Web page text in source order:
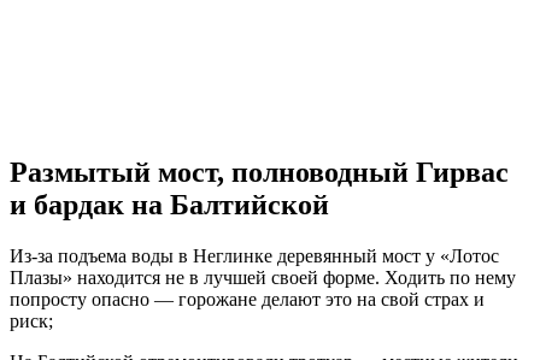
Размытый мост, полноводный Гирвас
и бардак на Балтийской
Из-за подъема воды в Неглинке деревянный мост у «Лотос
Плазы» находится не в лучшей своей форме. Ходить по нему
попросту опасно — горожане делают это на свой страх и
риск;